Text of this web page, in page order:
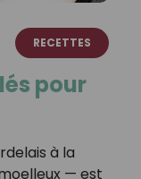
RECETTES
pour
à la
— est